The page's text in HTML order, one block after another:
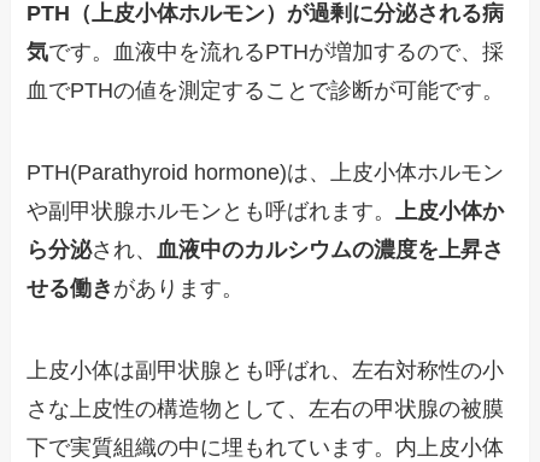
PTH（上皮小体ホルモン）が過剰に分泌される病
気です。血液中を流れるPTHが増加するので、採
血でPTHの値を測定することで診断が可能です。
PTH(Parathyroid hormone)は、上皮小体ホルモン
や副甲状腺ホルモンとも呼ばれます。上皮小体か
ら分泌され、血液中のカルシウムの濃度を上昇さ
せる働き があります。
上皮小体は副甲状腺とも呼ばれ、左右対称性の小
さな上皮性の構造物として、左右の甲状腺の被膜
下で実質組織の中に埋もれています。内上皮小体